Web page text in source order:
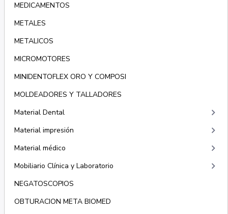
MEDICAMENTOS
METALES
METALICOS
MICROMOTORES
MINIDENTOFLEX ORO Y COMPOSI
MOLDEADORES Y TALLADORES
Material Dental
keyboard_arrow_right
Material impresión keyboard_arrow_right
Material médico keyboard_arrow_right
Mobiliario Clínica y Laboratorio keyboard_arrow_right
NEGATOSCOPIOS
OBTURACION META BIOMED